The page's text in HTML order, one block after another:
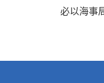
必以海事